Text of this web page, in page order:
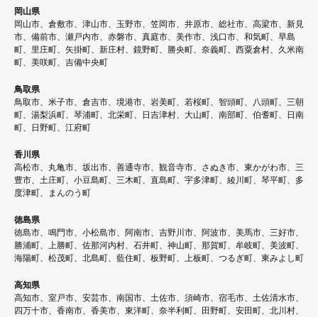
岡山県
岡山市、倉敷市、津山市、玉野市、笠岡市、井原市、総社市、高梁市、新見
市、備前市、瀬戸内市、赤磐市、真庭市、美作市、浅口市、和気町、早島
町、里庄町、矢掛町、新庄村、鏡野町、勝央町、奈義町、西粟倉村、久米南
町、美咲町、吉備中央町
鳥取県
鳥取市、米子市、倉吉市、境港市、岩美町、若桜町、智頭町、八頭町、三朝
町、湯梨浜町、琴浦町、北栄町、日吉津村、大山町、南部町、伯耆町、日南
町、日野町、江府町
香川県
高松市、丸亀市、坂出市、善通寺市、観音寺市、さぬき市、東かがわ市、三
豊市、土庄町、小豆島町、三木町、直島町、宇多津町、綾川町、琴平町、多
度津町、まんのう町
徳島県
徳島市、鳴門市、小松島市、阿南市、吉野川市、阿波市、美馬市、三好市、
勝浦町、上勝町、佐那河内村、石井町、神山町、那賀町、牟岐町、美波町、
海陽町、松茂町、北島町、藍住町、板野町、上板町、つるぎ町、東みよし町
高知県
高知市、室戸市、安芸市、南国市、土佐市、須崎市、宿毛市、土佐清水市、
四万十市、香南市、香美市、東洋町、奈半利町、田野町、安田町、北川村、